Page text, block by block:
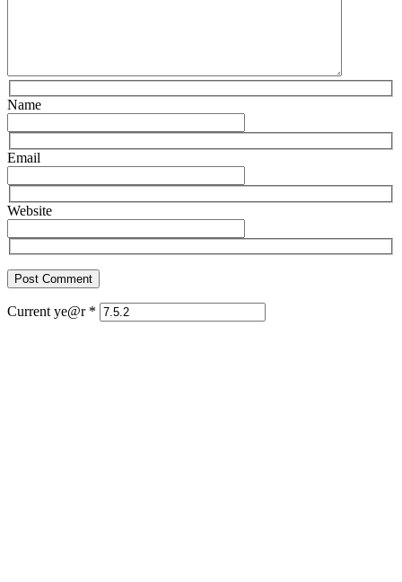
Name
Email
Website
Current ye@r *